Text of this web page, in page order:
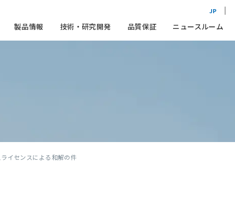
製品情報 技術・研究開発 品質保証 ニュースルーム
JP
イセンスによる和解の件